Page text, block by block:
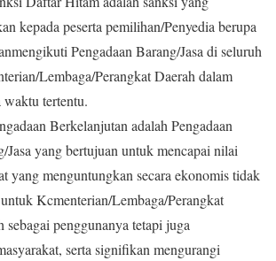
kepada peserta pemilihan/Penyedia berupa
Pengadaan Barang/Jasa di seluruh
Lembaga/Perangkat Daerah dalam
waktu tertentu.
Berkelanjutan adalah Pengadaan
Jasa yang bertujuan untuk mencapai nilai
yang menguntungkan secara ekonomis tidak
Kcmenterian/Lembaga/Perangkat
sebagai penggunanya tetapi juga
serta signifikan mengurangi